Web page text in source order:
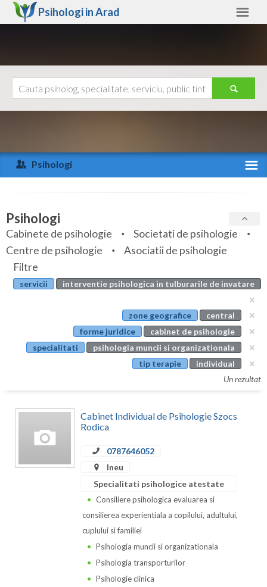
Psihologi inArad
Arad
Arges
Bihor
Bistrita-Nasaud
Botosani
Bucuresti
Calarasi
Constanta
Ajutor
Psihologi
Specialitati
Servicii
Articole
Evenimente
Membri
Psihologi
Cabinete de psihologie
Societati de psihologie
Centre de psihologie
Asociatii de psihologie
Filtre
servicii interventie psihologica in tulburarile de invatare
zone geografice
central
forme juridice
cabinet de psihologie
specialitati
psihologia muncii si organizationala
tip terapie
individual
Un rezultat
Cabinet Individual de Psihologie Szocs
Rodica
0787646052
Ineu
Specialitati psihologice atestate
Consiliere psihologica evaluarea si
consilierea experientiala a copilului, adultului,
cuplului si familiei
Psihologia muncii si organizationala
Psihologia transporturilor
Psihologie clinica